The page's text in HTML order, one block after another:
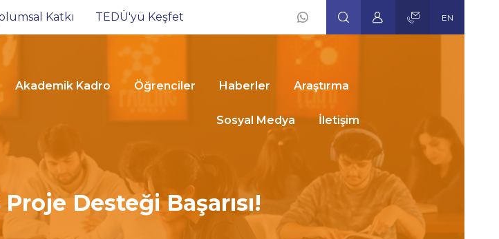
Katkı TEDÜ'yü Keşfet
Social
Icons
EN
Akademik Kadro Öğrenciler Haberler Araştırma
Sosyal Medya İletişim
Desteği Başarısı!